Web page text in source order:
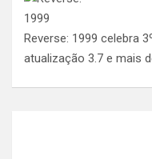
Reverse: 1999 celebra
atualização 3.7 e mais